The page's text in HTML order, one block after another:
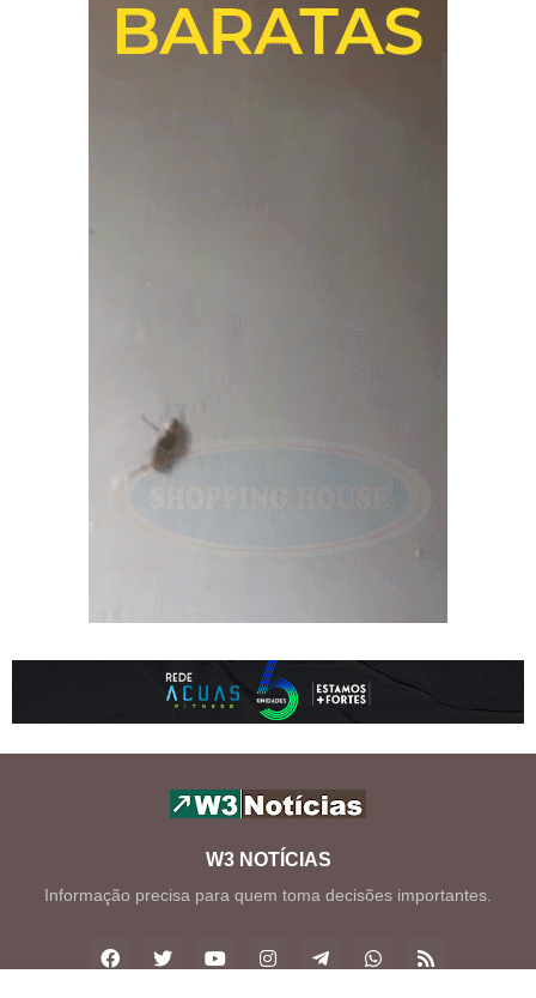
W3 NOTÍCIAS
Informação precisa para quem toma decisões importantes.